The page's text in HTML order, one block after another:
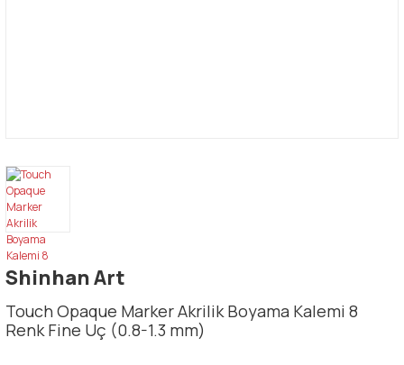
Shinhan Art
Touch Opaque Marker Akrilik Boyama Kalemi 8
Renk Fine Uç (0.8-1.3 mm)